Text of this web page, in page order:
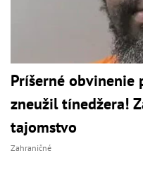
Príšerné obvinenie
zneužil tínedžera!
tajomstvo
Zahraničné